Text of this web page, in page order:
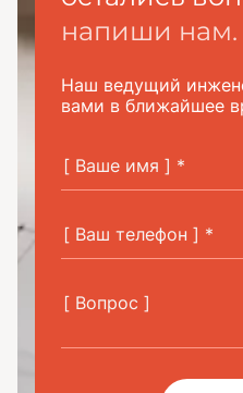
напиши нам.
Наш ведущий
вами в ближайшее